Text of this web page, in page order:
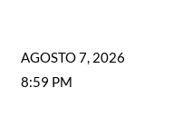
AGOSTO 7, 2026
8:59 PM